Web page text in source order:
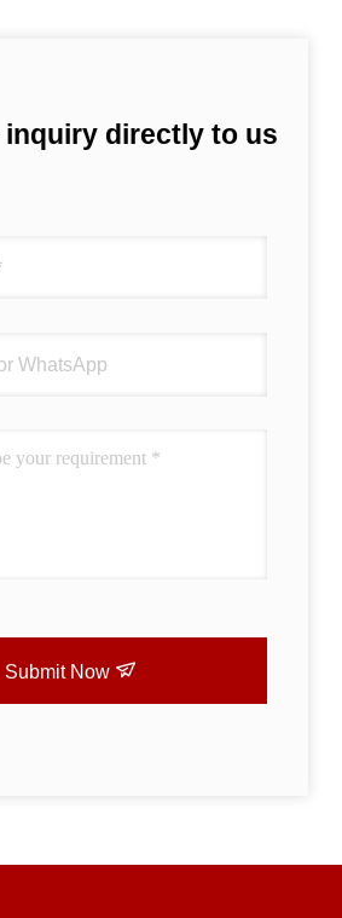
inquiry directly to us
Submit Now